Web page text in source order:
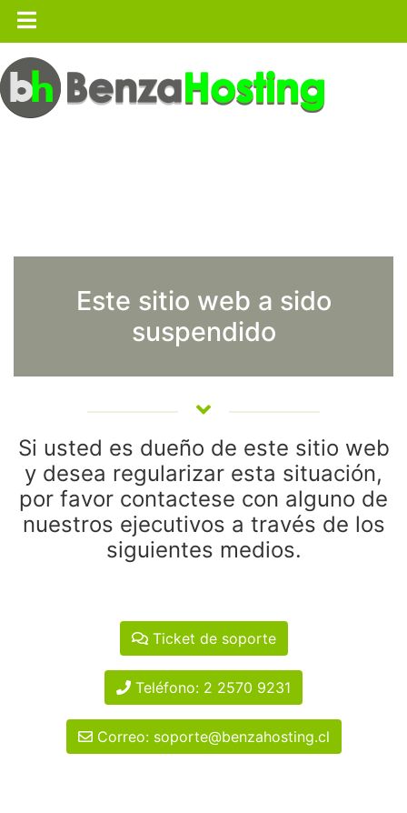
Este sitio web a sido
suspendido
Si usted es dueño de este sitio web
y desea regularizar esta situación,
por favor contactese con alguno de
nuestros ejecutivos a través de los
siguientes medios.
Ticket de soporte
Teléfono: 2 2570 9231
Correo: soporte@benzahosting.cl